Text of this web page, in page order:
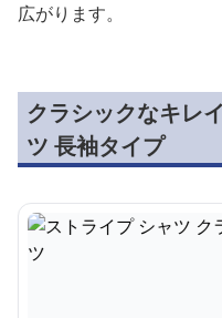
広がります。
クラシックなキレ
ツ 長袖タイプ